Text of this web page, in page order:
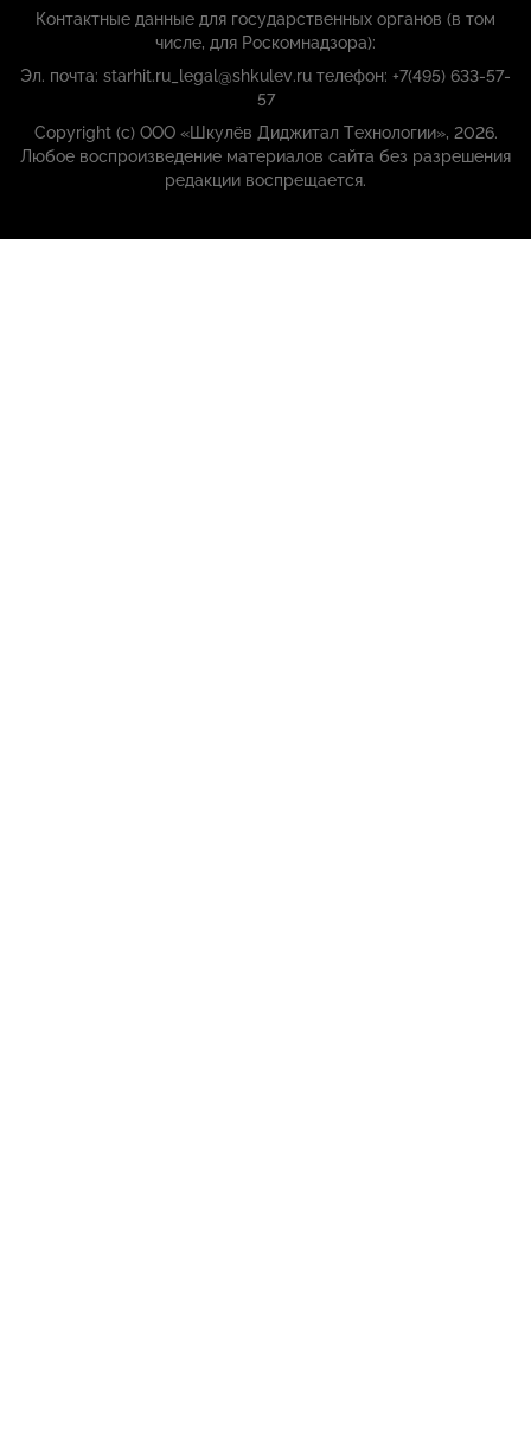
Контактные данные для государственных органов (в том
числе, для Роскомнадзора):
Эл. почта: starhit.ru_legal@shkulev.ru телефон: +7(495) 633-57-
57
Copyright (с) ООО «Шкулёв Диджитал Технологии», 2026.
Любое воспроизведение материалов сайта без разрешения
редакции воспрещается.